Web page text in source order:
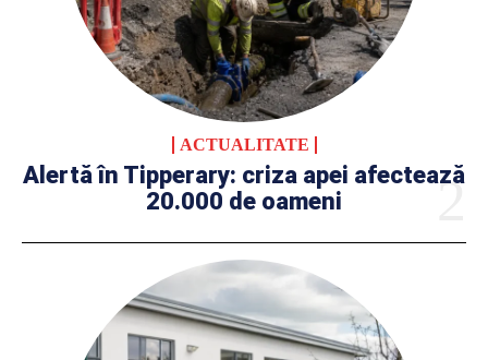
ACTUALITATE
Alertă în Tipperary: criza apei afectează
20.000 de oameni